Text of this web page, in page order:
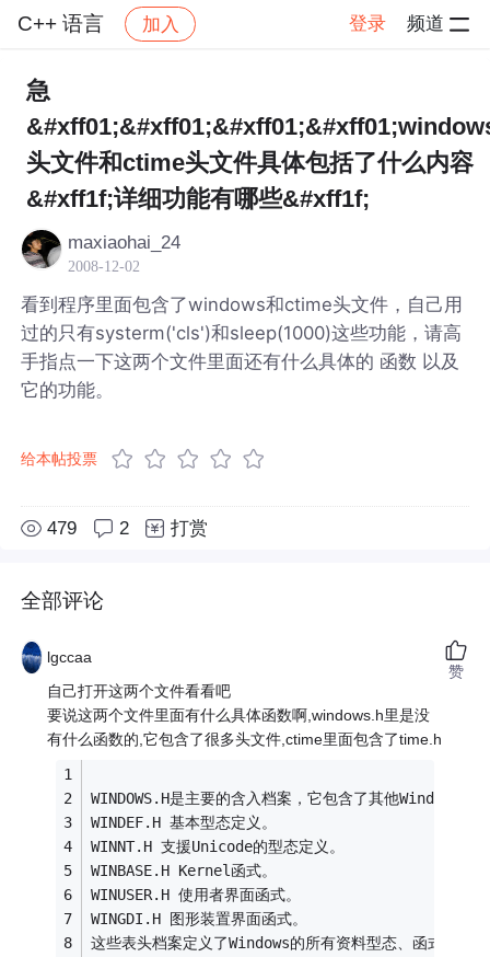
C++ 语言 加入 登录 频道
社区
急
头文件和ctime头文件具体包括了什么内容
&#xff1f;详细功能有哪些&#xff1f;
maxiaohai_24
2008-12-02
看到程序里面包含了windows和ctime头文件，自己用
过的只有systerm('cls')和sleep(1000)这些功能，请高
手指点一下这两个文件里面还有什么具体的 函数 以及
它的功能。
给本帖投票
479 2 打赏
全部评论
lgccaa
自己打开这两个文件看看吧
要说这两个文件里面有什么具体函数啊,windows.h里是没
有什么函数的,它包含了很多头文件,ctime里面包含了time.h
WINDOWS.H是主要的含入档案，它包含了其他Windows
WINDEF.H 基本型态定义。
WINNT.H 支援Unicode的型态定义。
WINBASE.H Kernel函式。
WINUSER.H 使用者界面函式。
WINGDI.H 图形装置界面函式。
这些表头档案定义了Windows的所有资料型态、函式呼叫
赞